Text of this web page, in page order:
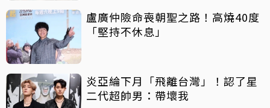
盧廣仲險命喪朝聖之路！高燒40度
「堅持不休息」
炎亞綸下月「飛離台灣」！認了星
二代超帥男：帶壞我